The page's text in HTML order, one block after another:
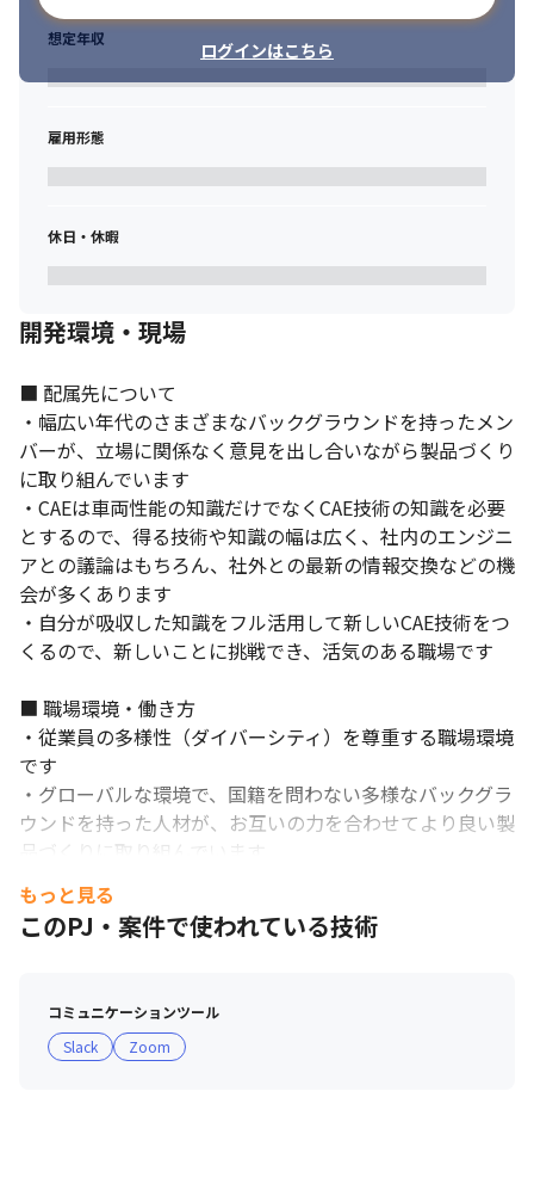
ログインはこちら
想定年収
雇用形態
休日・休暇
開発環境・現場
■ 配属先について
・幅広い年代のさまざまなバックグラウンドを持ったメン
バーが、立場に関係なく意見を出し合いながら製品づくり
に取り組んでいます
・CAEは車両性能の知識だけでなくCAE技術の知識を必要
とするので、得る技術や知識の幅は広く、社内のエンジニ
アとの議論はもちろん、社外との最新の情報交換などの機
会が多くあります
・自分が吸収した知識をフル活用して新しいCAE技術をつ
くるので、新しいことに挑戦でき、活気のある職場です
■ 職場環境・働き方
・従業員の多様性（ダイバーシティ）を尊重する職場環境
です
・グローバルな環境で、国籍を問わない多様なバックグラ
ウンドを持った人材が、お互いの力を合わせてより良い製
品づくりに取り組んでいます
・スーツ不要、在宅勤務も可能など、自由闊達なチーム文
化の中で仕事ができる環境です
員が申し出た期間で休職することが可能な育児休職制度を
導入しています
もっと見る
このPJ・案件で使われている技術
コミュニケーションツール
Slack
Zoom